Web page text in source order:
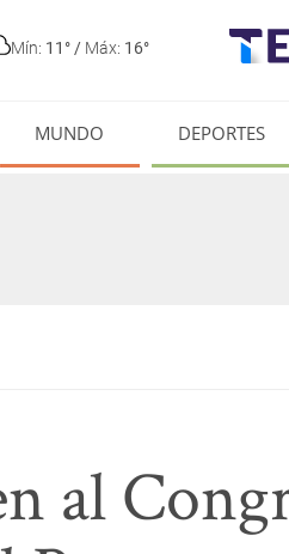
Mín: 11° / Máx: 16°
MUNDO DEPORTES
al